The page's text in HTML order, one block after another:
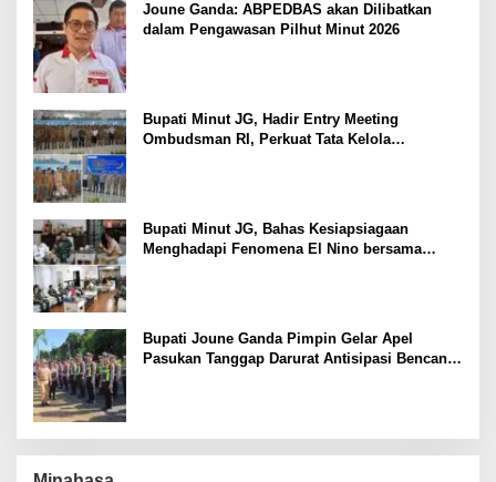
Joune Ganda: ABPEDBAS akan Dilibatkan
dalam Pengawasan Pilhut Minut 2026
Bupati Minut JG, Hadir Entry Meeting
Ombudsman RI, Perkuat Tata Kelola
Bupati Minut JG, Bahas Kesiapsiagaan
Menghadapi Fenomena El Nino bersama
Bupati Joune Ganda Pimpin Gelar Apel
Pasukan Tanggap Darurat Antisipasi Bencana